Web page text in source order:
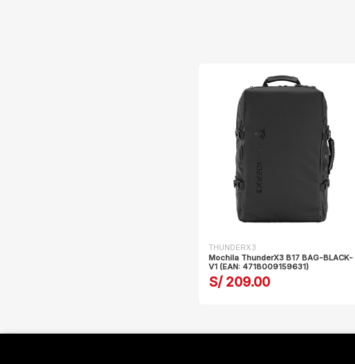
THUNDERX3
Mochila ThunderX3 B17 BAG-BLACK-
V1 (EAN: 4718009159631)
S/ 209.00